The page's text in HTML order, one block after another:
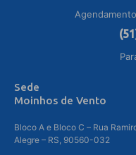
Sede
Moinhos de Vento
Bloco A e Bloco C – Rua
Alegre – RS, 90560-032